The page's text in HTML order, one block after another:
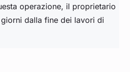
operazione, il proprietario
dalla fine dei lavori di